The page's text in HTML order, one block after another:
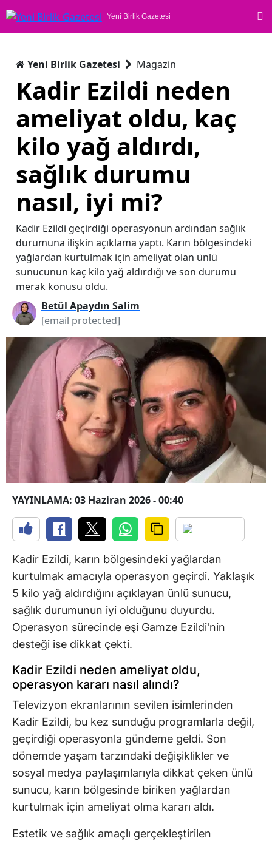
Yeni Birlik Gazetesi
Yeni Birlik Gazetesi Magazin
Kadir Ezildi neden
ameliyat oldu, kaç
kilo yağ aldırdı,
sağlık durumu
nasıl, iyi mi?
Kadir Ezildi geçirdiği operasyonun ardından sağlık
durumuna ilişkin açıklama yaptı. Karın bölgesindeki
yağlardan kurtulmak için ameliyat olan ünlü
sunucunun kaç kilo yağ aldırdığı ve son durumu
merak konusu oldu.
Betül Apaydın Salim
[email protected]
YAYINLAMA: 03 Haziran 2026 - 00:40
Kadir Ezildi, karın bölgesindeki yağlardan
kurtulmak amacıyla operasyon geçirdi. Yaklaşık
5 kilo yağ aldırdığını açıklayan ünlü sunucu,
sağlık durumunun iyi olduğunu duyurdu.
Operasyon sürecinde eşi Gamze Ezildi'nin
desteği ise dikkat çekti.
Kadir Ezildi neden ameliyat oldu,
operasyon kararı nasıl alındı?
Televizyon ekranlarının sevilen isimlerinden
Kadir Ezildi, bu kez sunduğu programlarla değil,
geçirdiği operasyonla gündeme geldi. Son
dönemde yaşam tarzındaki değişiklikler ve
sosyal medya paylaşımlarıyla dikkat çeken ünlü
sunucu, karın bölgesinde biriken yağlardan
kurtulmak için ameliyat olma kararı aldı.
Estetik ve sağlık amaçlı gerçekleştirilen